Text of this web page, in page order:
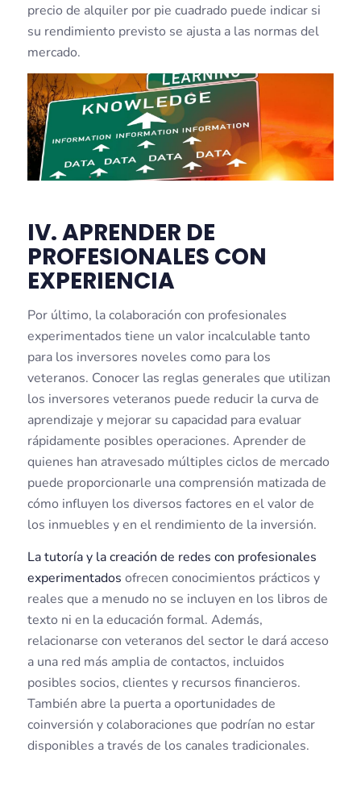
precio de alquiler por pie cuadrado puede indicar si
su rendimiento previsto se ajusta a las normas del
mercado.
IV. APRENDER DE
PROFESIONALES CON
EXPERIENCIA
Por último, la colaboración con profesionales
experimentados tiene un valor incalculable tanto
para los inversores noveles como para los
veteranos. Conocer las reglas generales que utilizan
los inversores veteranos puede reducir la curva de
aprendizaje y mejorar su capacidad para evaluar
rápidamente posibles operaciones. Aprender de
quienes han atravesado múltiples ciclos de mercado
puede proporcionarle una comprensión matizada de
cómo influyen los diversos factores en el valor de
los inmuebles y en el rendimiento de la inversión.
La tutoría y la creación de redes con profesionales
experimentados ofrecen conocimientos prácticos y
reales que a menudo no se incluyen en los libros de
texto ni en la educación formal. Además,
relacionarse con veteranos del sector le dará acceso
a una red más amplia de contactos, incluidos
posibles socios, clientes y recursos financieros.
También abre la puerta a oportunidades de
coinversión y colaboraciones que podrían no estar
disponibles a través de los canales tradicionales.